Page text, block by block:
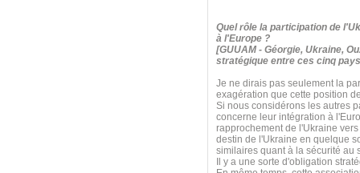
Quel rôle la participation de
à l'Europe ?
[GUUAM - Géorgie, Ukraine,
stratégique entre ces cinq
Je ne dirais pas seulement la
exagération que cette position
Si nous considérons les autres
concerne leur intégration à
rapprochement de l'Ukraine
destin de l'Ukraine en quelque
similaires quant à la sécurité au
Il y a une sorte d'obligation